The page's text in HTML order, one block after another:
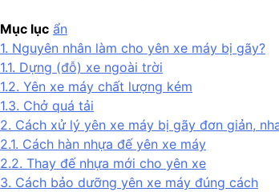
Mục lục ẩn
1. Nguyên nhân làm cho yên xe máy bị gãy?
1.1. Dựng (đỗ) xe ngoài trời
1.2. Yên xe máy chất lượng kém
1.3. Chở quá tải
2. Cách xử lý yên xe máy bị gãy đơn giản,
2.1. Cách hàn nhựa đế yên xe máy
2.2. Thay đế nhựa mới cho yên xe
3. Cách bảo dưỡng yên xe máy đúng cách